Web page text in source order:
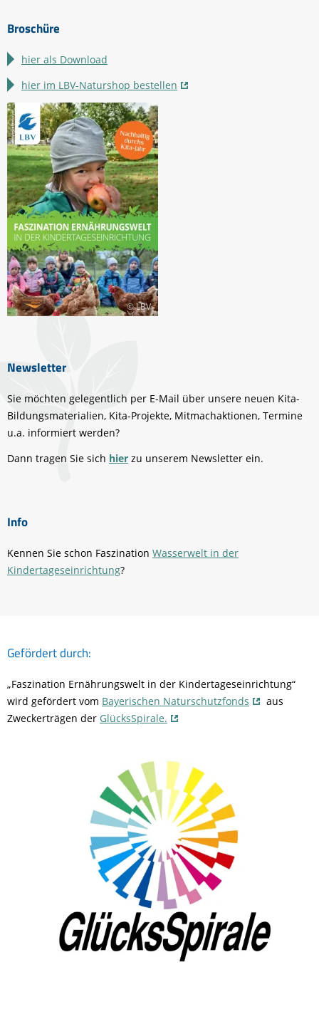
Broschüre
hier als Download
hier im LBV-Naturshop bestellen
© LBV
Newsletter
Sie möchten gelegentlich per E-Mail über unsere neuen Kita-
Bildungsmaterialien, Kita-Projekte, Mitmachaktionen, Termine
u.a. informiert werden?
Dann tragen Sie sich hier zu unserem Newsletter ein.
Info
Kennen Sie schon Faszination Wasserwelt in der
Kindertageseinrichtung?
Gefördert durch:
„Faszination Ernährungswelt in der Kindertageseinrichtung“
wird gefördert vom Bayerischen Naturschutzfonds
aus
Zweckerträgen der GlücksSpirale.